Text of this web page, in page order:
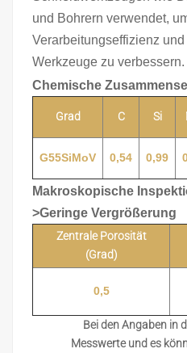
und Bohrern verwendet,
Verarbeitungseffizienz
Werkzeuge zu verbessern.
Chemische
Grad C Si
G55SiMoV 0,54 0,99
Makroskopische
>Geringe Vergrößerung
Zentrale Porosität
(Grad)
0,5
Bei den Angaben in
Messwerte und es